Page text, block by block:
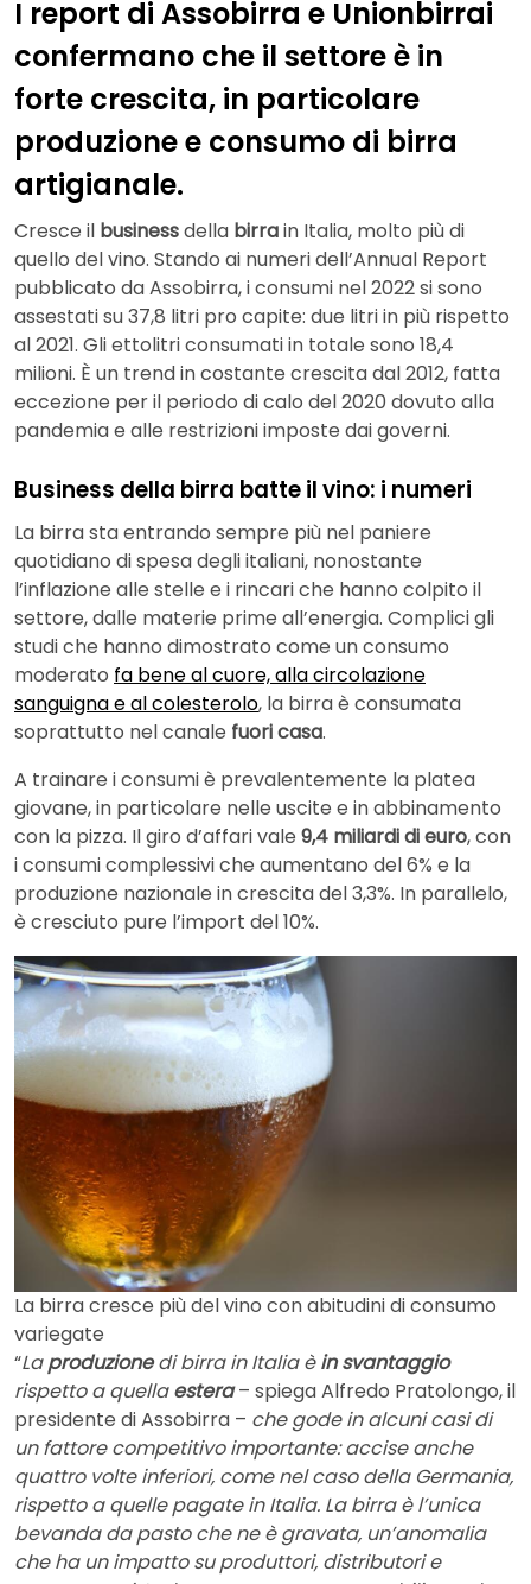
I report di Assobirra e Unionbirrai
confermano che il settore è in
forte crescita, in particolare
produzione e consumo di birra
artigianale.
Cresce il businessdella birrain Italia, molto più di
quello del vino. Stando ai numeri dell’Annual Report
pubblicato da Assobirra, i consumi nel 2022 si sono
assestati su 37,8 litri pro capite: due litri in più rispetto
al 2021. Gli ettolitri consumati in totale sono 18,4
milioni. È un trend in costante crescita dal 2012, fatta
eccezione per il periodo di calo del 2020 dovuto alla
pandemia e alle restrizioni imposte dai governi.
Business della birra batte il vino: i numeri
La birra sta entrando sempre più nel paniere
quotidiano di spesa degli italiani, nonostante
l’inflazione alle stelle e i rincari che hanno colpito il
settore, dalle materie prime all’energia. Complici gli
studi che hanno dimostrato come un consumo
moderato fa bene al cuore, alla circolazione
sanguigna e al colesterolo, la birra è consumata
soprattutto nel canale fuori casa.
A trainare i consumi è prevalentemente la platea
giovane, in particolare nelle uscite e in abbinamento
con la pizza. Il giro d’affari vale 9,4 miliardi di euro, con
i consumi complessivi che aumentano del 6% e la
produzione nazionale in crescita del 3,3%. In parallelo,
è cresciuto pure l’import del 10%.
La birra cresce più del vino con abitudini di consumo
variegate
“Laproduzionedi birra in Italia èin svantaggio
rispetto a quellaestera– spiega Alfredo Pratolongo, il
presidente di Assobirra – che gode in alcuni casi di
un fattore competitivo importante: accise anche
quattro volte inferiori, come nel caso della Germania,
rispetto a quelle pagate in Italia. La birra è l’unica
bevanda da pasto che ne è gravata, un’anomalia
che ha un impatto su produttori, distributori e